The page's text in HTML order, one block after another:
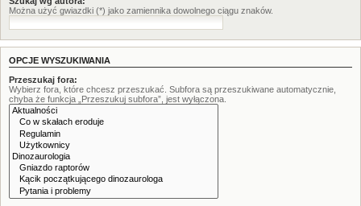
Można użyć gwiazdki (*) jako zamiennika dowolnego ciągu znaków.
OPCJE WYSZUKIWANIA
Przeszukaj fora:
Wybierz fora, które chcesz przeszukać. Subfora są przeszukiwane automatycznie,
chyba że funkcja „Przeszukuj subfora”, jest wyłączona.